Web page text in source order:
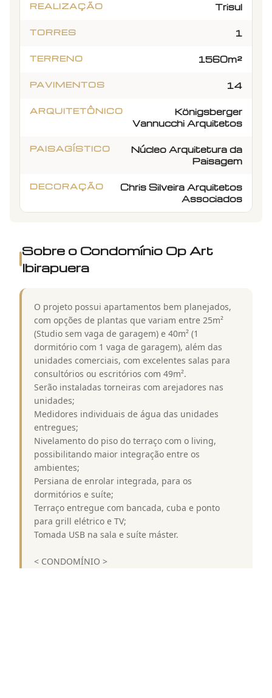
REALIZAÇÃO Trisul
TORRES 1
TERRENO 1560m²
PAVIMENTOS 14
ARQUITETÔNICO
Königsberger
Vannucchi Arquitetos
PAISAGÍSTICO
Núcleo Arquitetura da
Paisagem
DECORAÇÃO
Chris Silveira Arquitetos
Associados
Sobre o Condomínio Op Art
Ibirapuera
O projeto possui apartamentos bem planejados,
com opções de plantas que variam entre 25m²
(Studio sem vaga de garagem) e 40m² (1
dormitório com 1 vaga de garagem), além das
unidades comerciais, com excelentes salas para
consultórios ou escritórios com 49m².
Serão instaladas torneiras com arejadores nas
unidades;
Medidores individuais de água das unidades
entregues;
Nivelamento do piso do terraço com o living,
possibilitando maior integração entre os
ambientes;
Persiana de enrolar integrada, para os
dormitórios e suíte;
Terraço entregue com bancada, cuba e ponto
para grill elétrico e TV;
Tomada USB na sala e suíte máster.
< CONDOMÍNIO >